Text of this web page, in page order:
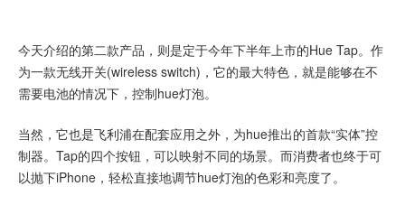
今天介绍的第二款产品，则是定于今年下半年上市的Hue Tap。作
为一款无线开关(wireless switch)，它的最大特色，就是能够在不
需要电池的情况下，控制hue灯泡。
当然，它也是飞利浦在配套应用之外，为hue推出的首款“实体”控
制器。Tap的四个按钮，可以映射不同的场景。而消费者也终于可
以抛下iPhone，轻松直接地调节hue灯泡的色彩和亮度了。